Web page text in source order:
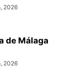
2026
de Málaga
2026